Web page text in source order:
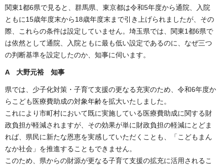
関東1都6県で見ると、群馬県、東京都は令和5年度から通院、入院
ともに15歳年度末から18歳年度末まで引き上げられましたが、その
際、これらの条件は設定していません。埼玉県では、関東1都6県で
は依然として通院、入院ともに最も低い設定であるのに、なぜ三つ
の判断基準を設定したのか、知事に伺います。
A 大野元裕 知事
県では、少子化対策・子育て支援の更なる充実のため、令和6年度か
らこども医療費助成の対象年齢を拡大いたしました。
これにより市町村において既に実施している医療費助成に関する財
政負担が軽減されますが、その効果が単に財政負担の軽減にとどま
れば、県民に新たな恩恵を実感していただくことも、「こどもまん
なか社会」を推進することもできません。
このため、県からの財源が更なる子育て支援の拡充に活用されるこ